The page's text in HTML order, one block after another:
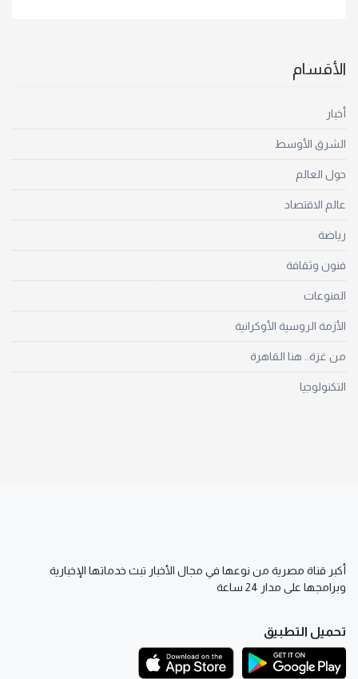
الأقسام
أخبار
الشرق الأوسط
حول العالم
عالم الاقتصاد
رياضة
فنون وثقافة
المنوعات
الأزمة الروسية الأوكرانية
من غزة.. هنا القاهرة
التكنولوجيا
أكبر قناة مصرية من نوعها في مجال الأخبار تبث خدماتها الإخبارية
وبرامجها على مدار 24 ساعة
تحميل التطبيق